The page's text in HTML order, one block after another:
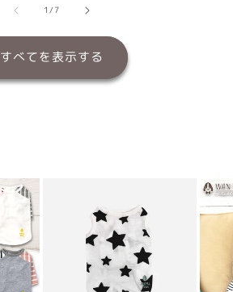
格
1/の
7
すべてを表示する